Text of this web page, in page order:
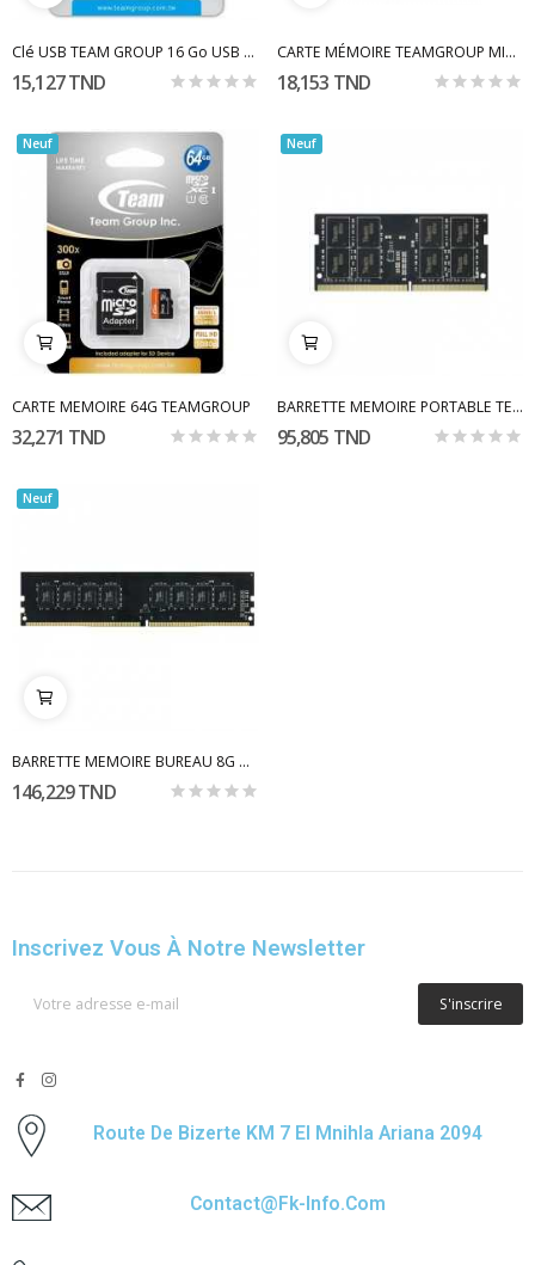
Clé USB TEAM GROUP 16 Go USB 2.0
15,127 TND
CARTE MÉMOIRE TEAMGROUP MICRO SDHC 32 GO CLASS10
18,153 TND
Neuf
CARTE MEMOIRE 64G TEAMGROUP
32,271 TND
Neuf
BARRETTE MEMOIRE PORTABLE TEAMGROUP 8GB DDR4 3200
95,805 TND
Neuf
BARRETTE MEMOIRE BUREAU 8G DDR4 3200MHZ TEAMGROUP
146,229 TND
Inscrivez Vous À Notre Newsletter
S'inscrire
Route De Bizerte KM 7 El Mnihla Ariana 2094
Contact@fk-Info.com